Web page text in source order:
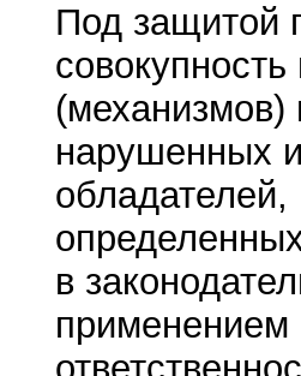
Под защитой
(механизмов)
нарушенных
в